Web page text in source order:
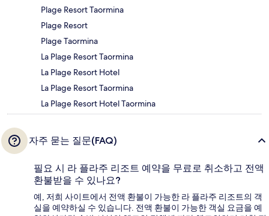
Plage Resort Taormina
Plage Resort
Plage Taormina
La Plage Resort Taormina
La Plage Resort Hotel
La Plage Resort Taormina
La Plage Resort Hotel Taormina
자주 묻는 질문(FAQ)
필요 시 라 플라주 리조트 예약을 무료로 취소하고 전액
환불받을 수 있나요?
예, 저희 사이트에서 전액 환불이 가능한 라 플라주 리조트의 객
실을 예약하실 수 있습니다. 전액 환불이 가능한 객실 요금을 예